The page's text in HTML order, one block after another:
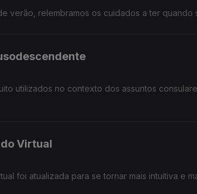
verão, relembramos os cuidados a ter quando
utilizados no contexto dos assuntos
Virtual
foi atualizada para se tornar mais intuitiva e